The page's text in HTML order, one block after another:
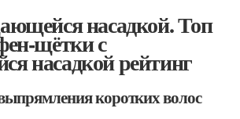
насадкой. Топ
щётки с
насадкой рейтинг
коротких волос